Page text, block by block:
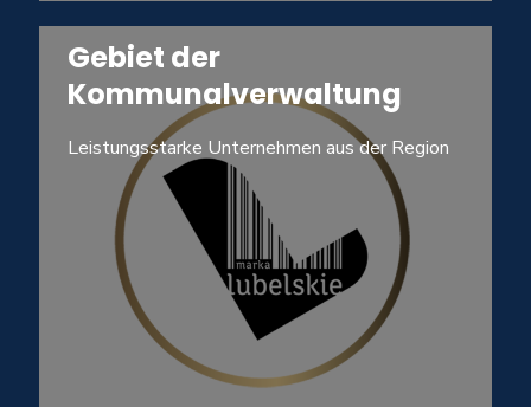
Gebiet der
Kommunalverwaltung
Leistungsstarke Unternehmen aus der Region